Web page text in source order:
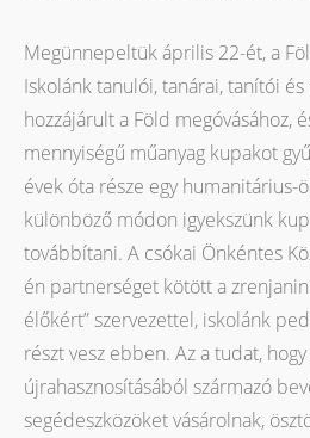
Megünnepeltük április 22-ét, a
Iskolánk tanulói, tanárai, tanítói
hozzájárult a Föld megóvásához,
mennyiségű műanyag kupakot
évek óta része egy humanitárius-
különböző módon igyekszünk
továbbítani. A csókai Önkéntes
én partnerséget kötött a
élőkért” szervezettel, iskolánk
részt vesz ebben. Az a tudat,
újrahasznosításából származó
segédeszközöket vásárolnak,